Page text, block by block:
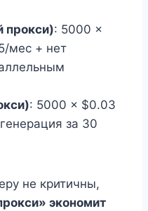
прокси): 5000 ×
мес + нет
: 5000 × $0.03
за 30
не критичны,
экономит